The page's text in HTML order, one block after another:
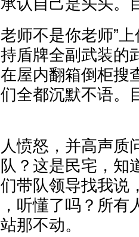
认自己是头头。
不是你老师”上
盾牌全副武装的
屋内翻箱倒柜搜
全都沉默不语。
怒，并高声质
？这是民宅，知
带队领导找我说
听懂了吗？所有
那不动。